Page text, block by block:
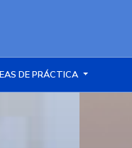
DE PRÁCTICA